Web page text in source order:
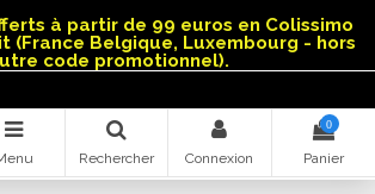
à partir de 99 euros en Colissimo
(France Belgique, Luxembourg - hors
code promotionnel).
Rechercher Connexion
0
Panier